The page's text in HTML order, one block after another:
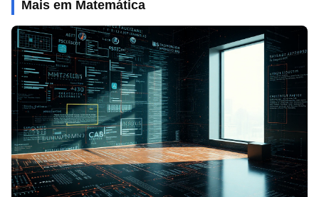
Mais em Matemática